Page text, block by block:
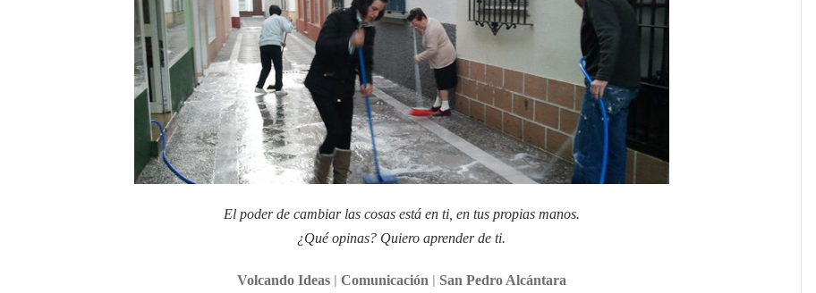
El poder de cambiar las cosas está en ti, en tus propias manos.
¿Qué opinas? Quiero aprender de ti.
Volcando Ideas| Comunicación| San Pedro Alcántara